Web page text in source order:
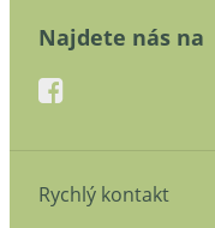
Najdete nás na
Rychlý kontakt